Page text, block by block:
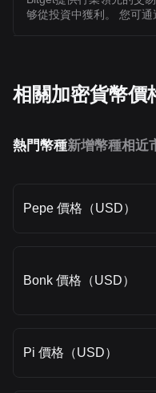
够從投資中獲利。 您可通
相關加密貨幣價
熱門幣種新增幣種相近
Pepe 價格（USD）
Bonk 價格（USD）
Pi 價格（USD）